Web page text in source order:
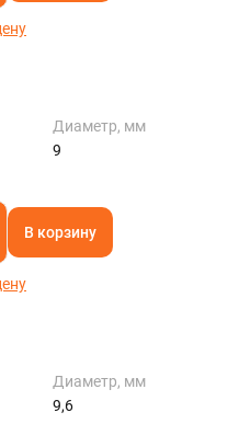
Диаметр, мм
9
В корзину
Диаметр, мм
9,6